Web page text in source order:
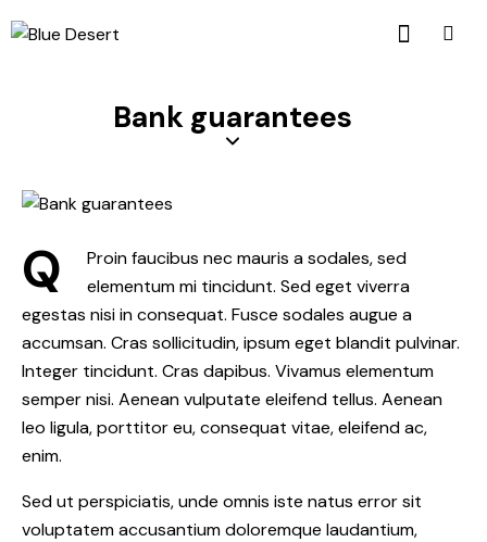
Bank guarantees
Q
Proin faucibus nec mauris a sodales, sed
elementum mi tincidunt. Sed eget viverra
egestas nisi in consequat. Fusce sodales augue a
accumsan. Cras sollicitudin, ipsum eget blandit pulvinar.
Integer tincidunt. Cras dapibus. Vivamus elementum
semper nisi. Aenean vulputate eleifend tellus. Aenean
leo ligula, porttitor eu, consequat vitae, eleifend ac,
enim.
Sed ut perspiciatis, unde omnis iste natus error sit
voluptatem accusantium doloremque laudantium,